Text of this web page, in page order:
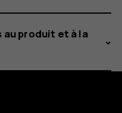
produit et à la